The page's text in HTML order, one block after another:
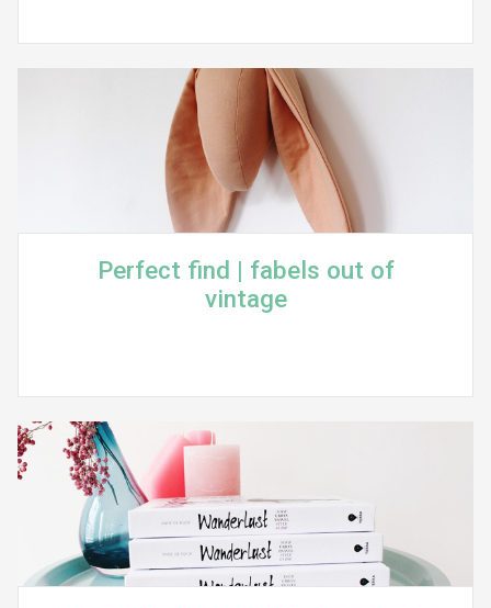
Perfect find | fabels out of
vintage